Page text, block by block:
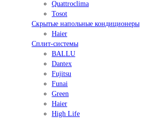
Quattroclima
Tosot
Скрытые напольные кондиционеры
Haier
Сплит-системы
BALLU
Dantex
Fujitsu
Funai
Green
Haier
High Life